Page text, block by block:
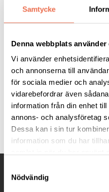
Samtycke
Denna webbplats använder
Vi använder
och annonserna till
för sociala medier och
vidarebefordrar även
information från din enhet
annons- och analysföretag
Dessa kan i sin tur
information som du har
Nödvändig
och designmuseum på
tillfälliga utställningarna
på webbplatsen.
Du kan också upptäcka museet